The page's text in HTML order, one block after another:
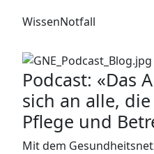
WissenNotfall
Podcast: «Das
sich an alle,
Pflege und
Mit dem